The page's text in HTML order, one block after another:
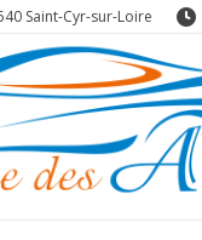
Saint-Cyr-sur-Loire
RAPIDE